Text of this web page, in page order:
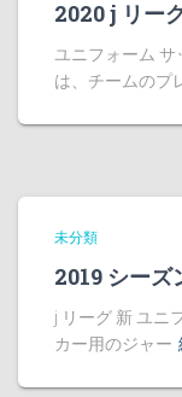
2020 j リー
ユニフォーム
は、チームのプ
未分類
2019 シーズ
j リーグ 新 ユニ
カー用のジャー